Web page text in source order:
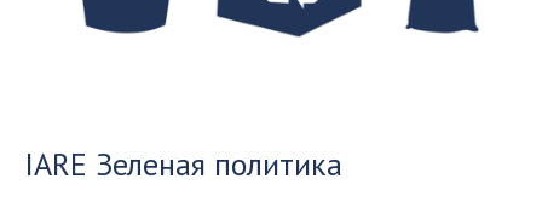
IARE Зеленая политика